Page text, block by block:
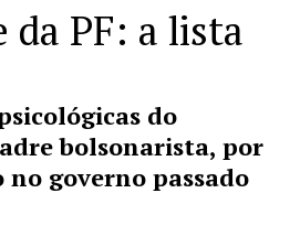
PF: a lista
do
bolsonarista, por
governo passado